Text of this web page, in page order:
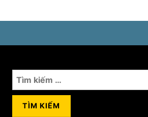
NộiTìm
kiếm
cho: